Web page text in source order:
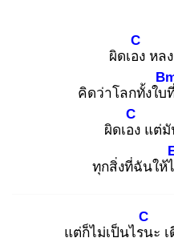
ผิดเอง
C
หล
คิดว่าโลกทั้งใบ
ผิดเอง
C
แต่มั
ทุกสิ่งที่ฉันให้
แต่ก็ไม่เป็นไรน
C
ะ